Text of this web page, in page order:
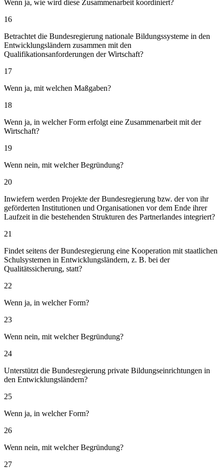
Wenn ja, wie wird diese Zusammenarbeit koordiniert?
16
Betrachtet die Bundesregierung nationale Bildungssysteme in den
Entwicklungsländern zusammen mit den
Qualifikationsanforderungen der Wirtschaft?
17
Wenn ja, mit welchen Maßgaben?
18
Wenn ja, in welcher Form erfolgt eine Zusammenarbeit mit der
Wirtschaft?
19
Wenn nein, mit welcher Begründung?
20
Inwiefern werden Projekte der Bundesregierung bzw. der von ihr
geförderten Institutionen und Organisationen vor dem Ende ihrer
Laufzeit in die bestehenden Strukturen des Partnerlandes integriert?
21
Findet seitens der Bundesregierung eine Kooperation mit staatlichen
Schulsystemen in Entwicklungsländern, z. B. bei der
Qualitätssicherung, statt?
22
Wenn ja, in welcher Form?
23
Wenn nein, mit welcher Begründung?
24
Unterstützt die Bundesregierung private Bildungseinrichtungen in
den Entwicklungsländern?
25
Wenn ja, in welcher Form?
26
Wenn nein, mit welcher Begründung?
27